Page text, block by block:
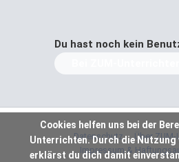
Du hast noch kein
Datenschutz
Über
Impressum &
Cookies helfen uns bei der
Unterrichten. Durch die
erklärst du dich damit